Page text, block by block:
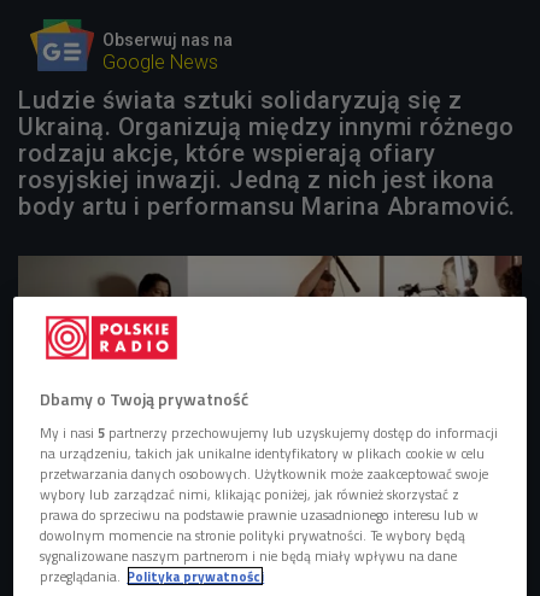
Obserwuj nas na
Google News
Ludzie świata sztuki solidaryzują się z
Ukrainą. Organizują między innymi różnego
rodzaju akcje, które wspierają ofiary
rosyjskiej inwazji. Jedną z nich jest ikona
body artu i performansu Marina Abramović.
Marina Abramović. Kadr z filmu "Marina Abramović: artystka obecna"
fot. mat.pras.
Dbamy o Twoją prywatność
My i nasi5 partnerzy przechowujemy lub uzyskujemy dostęp do informacji
na urządzeniu, takich jak unikalne identyfikatory w plikach cookie w celu
przetwarzania danych osobowych. Użytkownik może zaakceptować swoje
wybory lub zarządzać nimi, klikając poniżej, jak również skorzystać z
prawa do sprzeciwu na podstawie prawnie uzasadnionego interesu lub w
dowolnym momencie na stronie polityki prywatności. Te wybory będą
sygnalizowane naszym partnerom i nie będą miały wpływu na dane
przeglądania. Polityka prywatności